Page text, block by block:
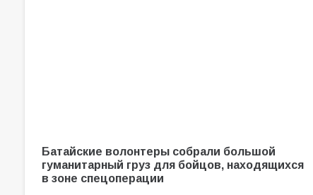
Батайские волонтеры собрали большой
гуманитарный груз для бойцов, находящихся
в зоне спецоперации